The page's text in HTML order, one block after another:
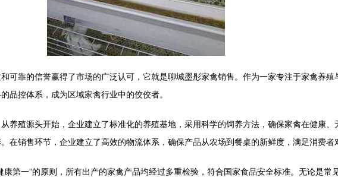
可靠的信誉赢得了市场的广泛认可，它就是聊城墨彤家禽销售。作为一家专注于家禽养
品控体系，成为区域家禽行业中的佼佼者。
养殖源头开始，企业建立了标准化的养殖基地，采用科学的饲养方法，确保家禽在健康
在销售环节，企业建立了高效的物流体系，确保产品从农场到餐桌的新鲜度，满足消费者
第一”的原则，所有出产的家禽产品均经过多重检验，符合国家食品安全标准。无论是常